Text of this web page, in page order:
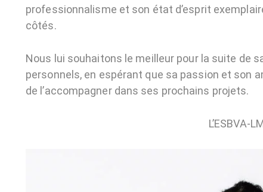
professionnalisme et son état d’esprit
côtés.
Nous lui souhaitons le meilleur pour la suite de
personnels, en espérant que sa passion et son
de l’accompagner dans ses prochains projets.
L’ESBVA-